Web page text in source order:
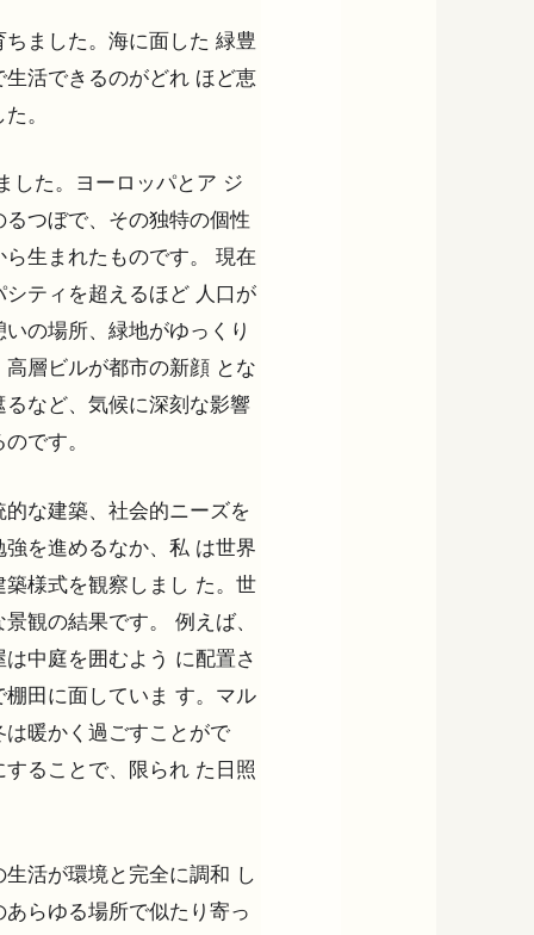
ました。海に面した 緑豊
活できるのがどれ ほど恵
。
した。ヨーロッパとア ジ
つぼで、その独特の個性
生まれたものです。 現在
ティを超えるほど 人口が
の場所、緑地がゆっくり
層ビルが都市の新顔 とな
など、気候に深刻な影響
です。
な建築、社会的ニーズを
を進めるなか、私 は世界
様式を観察しまし た。世
観の結果です。 例えば、
中庭を囲むよう に配置さ
田に面していま す。マル
暖かく過ごすことがで
ることで、限られ た日照
活が環境と完全に調和 し
らゆる場所で似たり寄っ